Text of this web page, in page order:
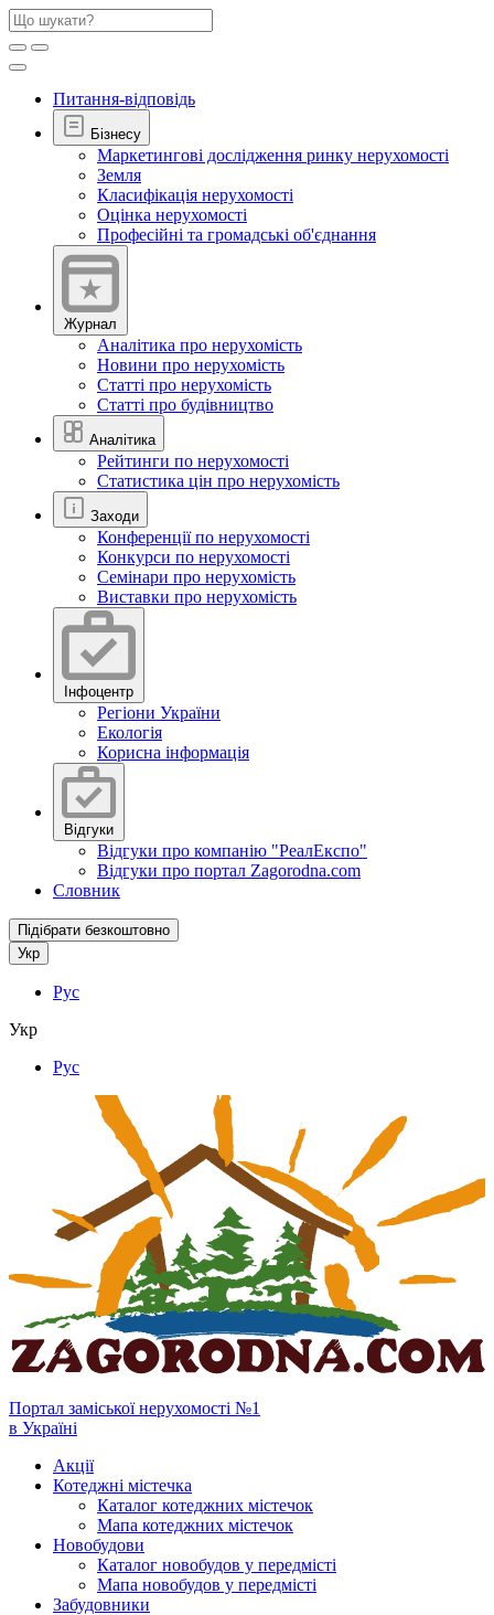
Питання-відповідь
Бізнесу
Маркетингові дослідження ринку нерухомості
Земля
Класифікація нерухомості
Оцінка нерухомості
Професійні та громадські об'єднання
Журнал
Аналітика про нерухомість
Новини про нерухомість
Статті про нерухомість
Статті про будівництво
Аналітика
Рейтинги по нерухомості
Статистика цін про нерухомість
Заходи
Конференції по нерухомості
Конкурси по нерухомості
Семінари про нерухомість
Виставки про нерухомість
Інфоцентр
Регіони України
Екологія
Корисна інформація
Відгуки
Відгуки про компанію "РеалЕкспо"
Відгуки про портал Zagorodna.com
Словник
Підібрати безкоштовно
Укр
Рус
Укр
Рус
Портал заміської нерухомості №1
в Україні
Акції
Котеджні містечка
Каталог котеджних містечок
Мапа котеджних містечок
Новобудови
Каталог новобудов у передмісті
Мапа новобудов у передмісті
Забудовники